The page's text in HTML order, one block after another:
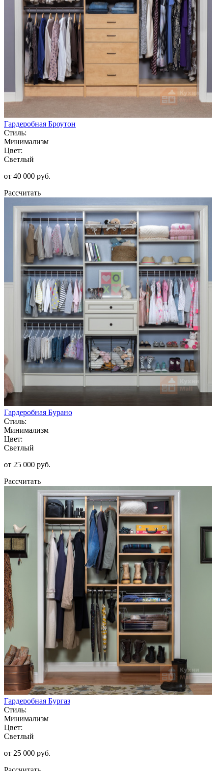
Гардеробная Броутон
Стиль:
Минимализм
Цвет:
Светлый
от 40 000 руб.
Рассчитать
Гардеробная Бурано
Стиль:
Минимализм
Цвет:
Светлый
от 25 000 руб.
Рассчитать
Гардеробная Бургаз
Стиль:
Минимализм
Цвет:
Светлый
от 25 000 руб.